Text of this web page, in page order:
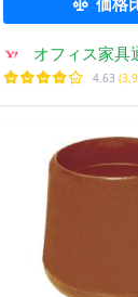
オフィス家具
ス
4.63